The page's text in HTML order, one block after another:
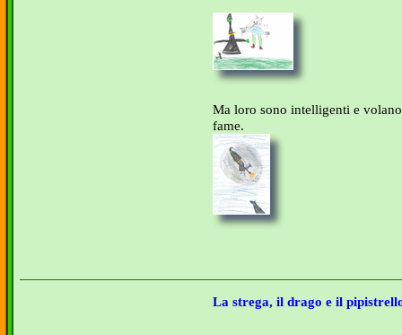
Ma loro sono intelligenti e
fame.
La strega, il drago e il